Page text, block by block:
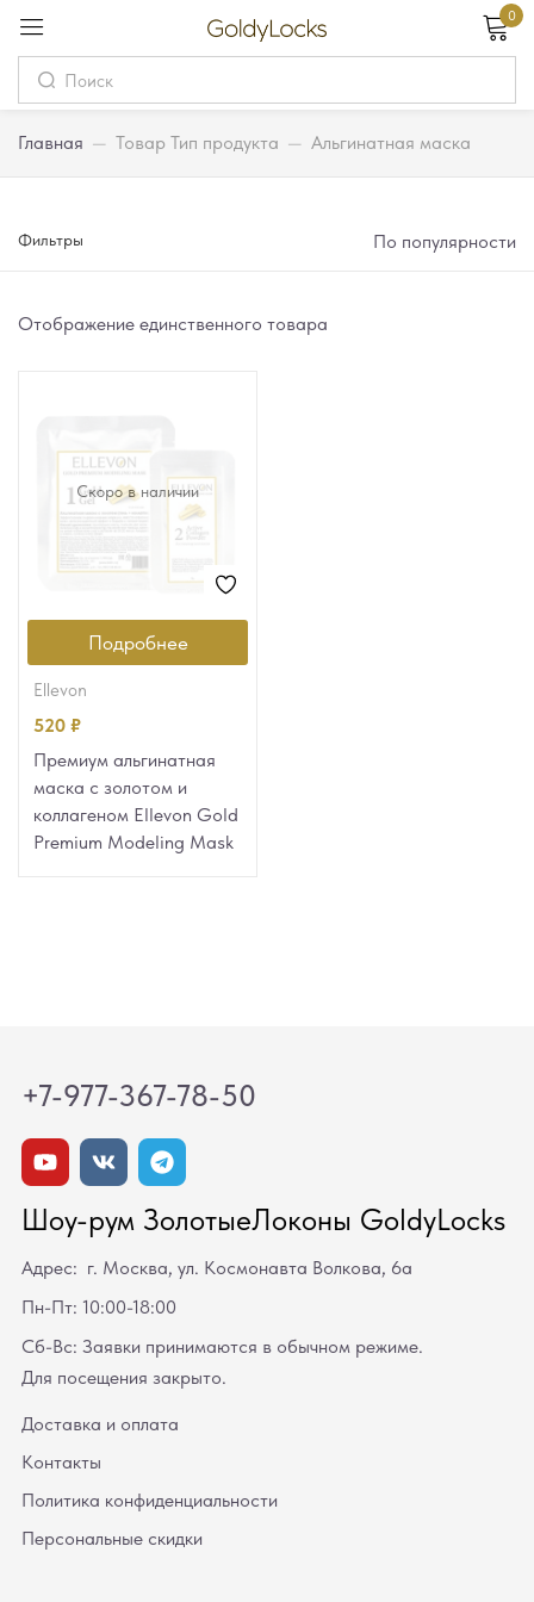
0
Главная — Товар Тип продукта — Альгинатная маска
Отображение единственного товара
Фильтры По популярности
Скоро в наличии
Подробнее
ellevon
520 ₽
Премиум альгинатная
маска с золотом и
коллагеном Ellevon Gold
Premium Modeling Mask
+7-977-367-78-50
Шоу-рум ЗолотыеЛоконы GoldyLocks
Адрес: г. Москва, ул. Космонавта Волкова, 6а
Пн-Пт: 10:00-18:00
Сб-Вс: Заявки принимаются в обычном режиме.
Для посещения закрыто.
Доставка и оплата
Контакты
Политика конфиденциальности
Персональные скидки
Вход
Или войдите через